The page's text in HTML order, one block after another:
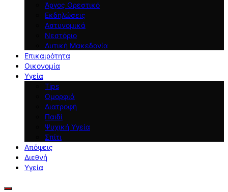
Άργος Ορεστικό
Εκδηλώσεις
Αστυνομικά
Νεστόριο
Δυτική Μακεδονία
Επικαιρότητα
Οικονομία
Υγεία
Tips
Ομορφιά
Διατροφή
Παιδί
Ψυχική Υγεία
Σπίτι
Απόψεις
Διεθνή
Υγεία